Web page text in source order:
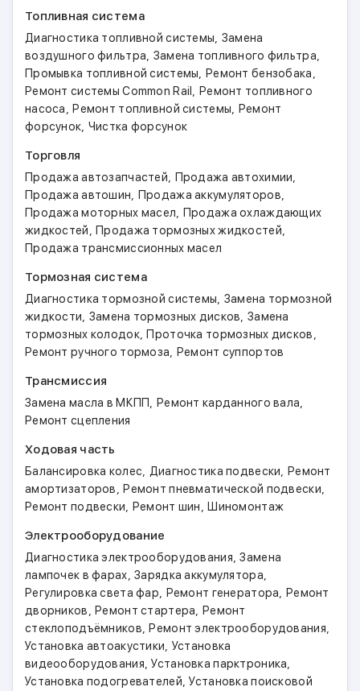
Топливная система
Диагностика топливной системы, Замена
воздушного фильтра, Замена топливного фильтра,
Промывка топливной системы, Ремонт бензобака,
Ремонт системы Common Rail , Ремонт топливного
насоса,Ремонт топливной системы, Ремонт
форсунок, Чистка форсунок
Торговля
Продажа автозапчастей, Продажа автохимии,
Продажа автошин, Продажа аккумуляторов,
Продажа моторных масел, Продажа охлаждающих
жидкостей,Продажа тормозных жидкостей,
Продажа трансмиссионных масел
Тормозная система
Диагностика тормозной системы, Замена тормозной
жидкости, Замена тормозных дисков, Замена
тормозных колодок,Проточка тормозных дисков,
Ремонт ручного тормоза, Ремонт суппортов
Трансмиссия
Замена масла в МКПП, Ремонт карданного вала,
Ремонт сцепления
Ходовая часть
Балансировка колес, Диагностика подвески, Ремонт
амортизаторов,Ремонт пневматической подвески,
Ремонт подвески, Ремонт шин,Шиномонтаж
Электрооборудование
Диагностика электрооборудования,Замена
лампочек в фарах,Зарядка аккумулятора,
Регулировка света фар, Ремонт генератора,Ремонт
дворников,Ремонт стартера,Ремонт
стеклоподъёмников,Ремонт электрооборудования,
Установка автоакустики, Установка
видеооборудования,Установка парктроника,
Установка подогревателей,Установка поисковой